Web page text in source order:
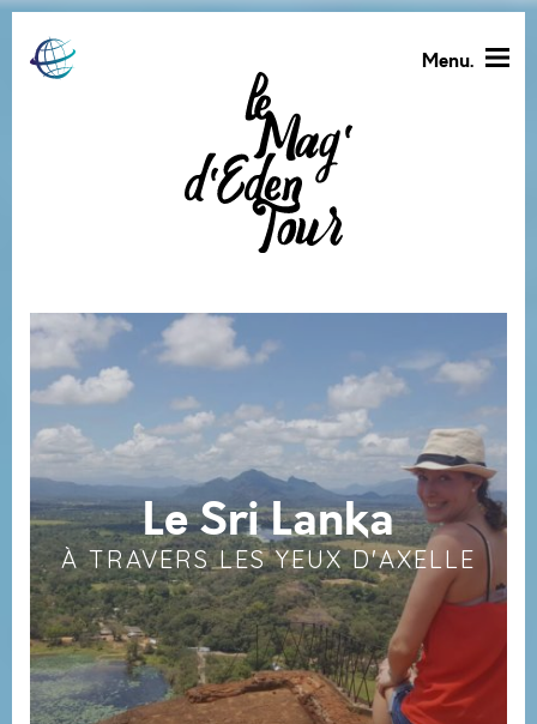
Menu.
Le Sri Lanka
À TRAVERS LES YEUX D'AXELLE